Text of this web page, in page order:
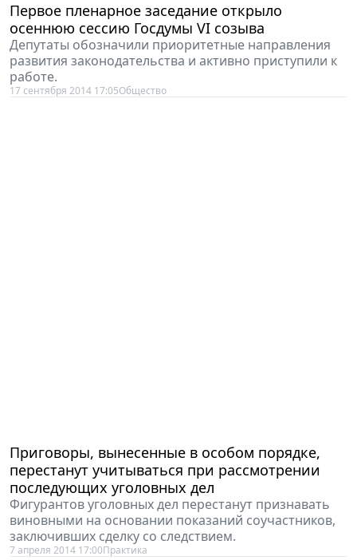
Первое пленарное заседание открыло
осеннюю сессию Госдумы VI созыва
Депутаты обозначили приоритетные направления
развития законодательства и активно приступили к
работе.
17 сентября 2014 17:05Общество
Приговоры, вынесенные в особом порядке,
перестанут учитываться при рассмотрении
последующих уголовных дел
Фигурантов уголовных дел перестанут признавать
виновными на основании показаний соучастников,
заключивших сделку со следствием.
7 апреля 2014 17:00Практика